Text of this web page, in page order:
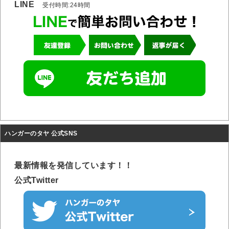
LINE 受付時間:24時間
ハンガーのタヤ 公式SNS
最新情報を発信しています！！
公式Twitter